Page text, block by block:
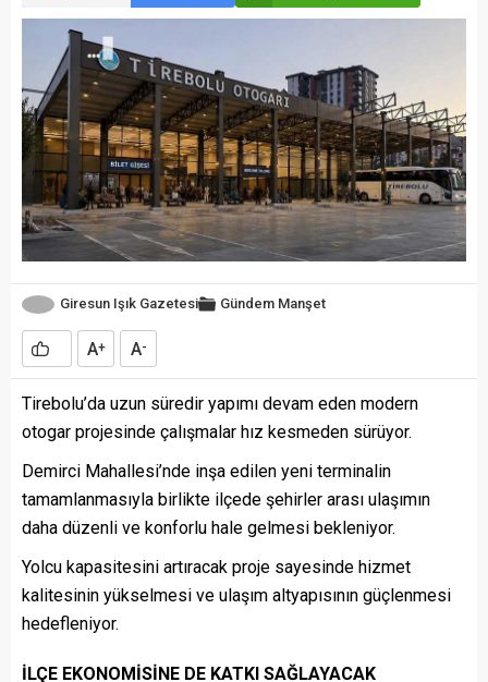
Giresun Işık Gazetesi Gündem Manşet
A+ A-
Tirebolu’da uzun süredir yapımı devam eden modern
otogar projesinde çalışmalar hız kesmeden sürüyor.
Demirci Mahallesi’nde inşa edilen yeni terminalin
tamamlanmasıyla birlikte ilçede şehirler arası ulaşımın
daha düzenli ve konforlu hale gelmesi bekleniyor.
Yolcu kapasitesini artıracak proje sayesinde hizmet
kalitesinin yükselmesi ve ulaşım altyapısının güçlenmesi
hedefleniyor.
İLÇE EKONOMİSİNE DE KATKI SAĞLAYACAK